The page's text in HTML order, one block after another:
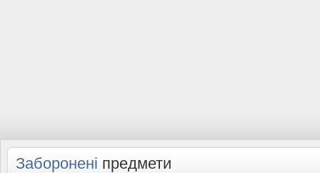
Заборонені предмети